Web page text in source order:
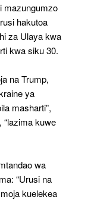
mazungumzo
hakutoa
za Ulaya kwa
kwa siku 30.
na Trump,
ya
masharti”,
kuwe
wa
“Urusi na
kuelekea